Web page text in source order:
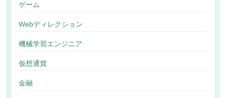
ゲーム
Webディレクション
機械学習エンジニア
仮想通貨
金融